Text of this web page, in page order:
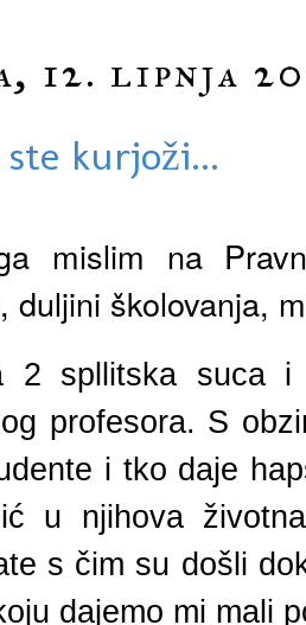
12. lipnja
kurjoži...
mislim na
duljini školovanja,
2 spllitska suca
profesora. S
i tko daje
u njihova
s čim su došli
dajemo mi mali